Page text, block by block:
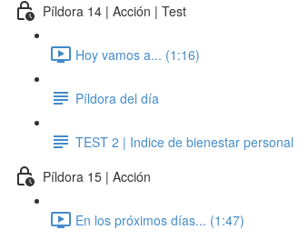
Píldora 14 | Acción | Test
Hoy vamos a... (1:16)
Píldora del día
TEST 2 | Indice de bienestar personal
Píldora 15 | Acción
En los próximos días... (1:47)